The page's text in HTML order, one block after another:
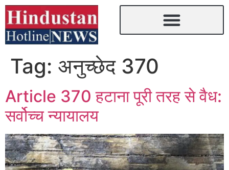
Tag: अनुच्छेद 370
Article 370 हटाना पूरी तरह से वैध:
सर्वोच्च न्यायालय